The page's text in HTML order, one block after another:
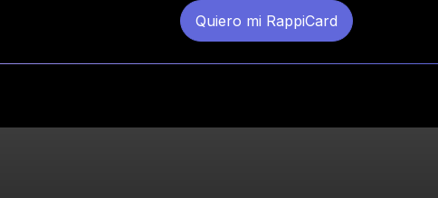
Quiero mi RappiCard